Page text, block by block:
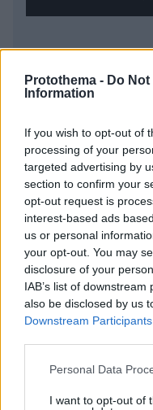
Protothema - Do
Information
If you wish to opt-out of
processing of your
targeted advertising by
section to confirm your
opt-out request is
interest-based ads
us or personal
your opt-out. You may
disclosure of your
IAB’s list of
also be disclosed by us
Downstream Participants
Please note that this
not limited to your visit
Personal Data
I want to opt-out of
* Υποχρεωτικά πεδία
ΡΟΗ
Ειδήσεις
Πόσο κακό κάνουν οι
απάντηση μιας
πριν 4 λεπτά
«Πίστευα ότι στα 40
Δεν έχει και δεν
πριν 12 λεπτά
Η ανάρτηση της
το «ευχαριστώ»
πριν 12 λεπτά
λέει ο Τραμπ -
πριν 16 λεπτά